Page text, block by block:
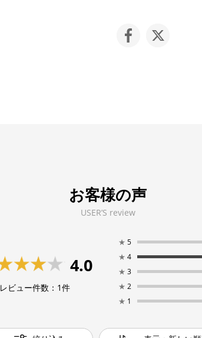
お客様の声
USER’S review
4.0
レビュー件数： 1件
★ 5
★ 4
★ 3
★ 2
★ 1